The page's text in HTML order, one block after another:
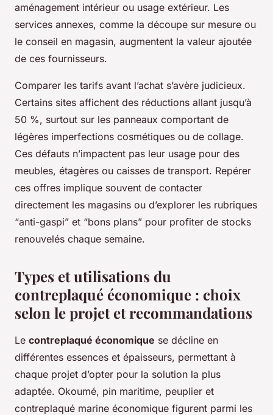
aménagement intérieur ou usage extérieur. Les
services annexes, comme la découpe sur mesure ou
le conseil en magasin, augmentent la valeur ajoutée
de ces fournisseurs.
Comparer les tarifs avant l’achat s’avère judicieux.
Certains sites affichent des réductions allant jusqu’à
50 %, surtout sur les panneaux comportant de
légères imperfections cosmétiques ou de collage.
Ces défauts n’impactent pas leur usage pour des
meubles, étagères ou caisses de transport. Repérer
ces offres implique souvent de contacter
directement les magasins ou d’explorer les rubriques
“anti-gaspi” et “bons plans” pour profiter de stocks
renouvelés chaque semaine.
Types et utilisations du
contreplaqué économique : choix
selon le projet et recommandations
Le contreplaqué économique se décline en
différentes essences et épaisseurs, permettant à
chaque projet d’opter pour la solution la plus
adaptée. Okoumé, pin maritime, peuplier et
contreplaqué marine économique figurent parmi les